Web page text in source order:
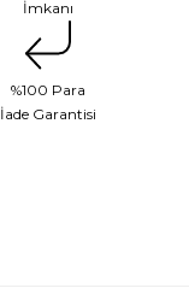
İmkanı
%100 Para
İade Garantisi